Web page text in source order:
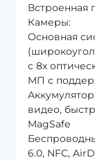
Встроенная
Камеры:
Основная
с 8x
МП с
видео,
MagSafe
6.0, NFC,